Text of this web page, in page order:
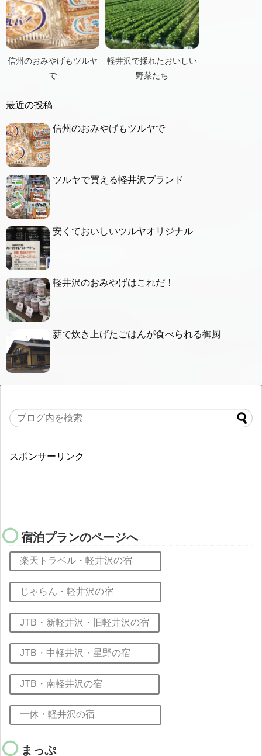
信州のおみやげもツルヤ
で
軽井沢で採れたおいしい
野菜たち
最近の投稿
信州のおみやげもツルヤで
ツルヤで買える軽井沢ブランド
安くておいしいツルヤオリジナル
軽井沢のおみやげはこれだ！
薪で炊き上げたごはんが食べられる御厨
スポンサーリンク
宿泊プランのページへ
楽天トラベル・軽井沢の宿
じゃらん・軽井沢の宿
JTB・新軽井沢・旧軽井沢の宿
JTB・中軽井沢・星野の宿
JTB・南軽井沢の宿
一休・軽井沢の宿
まっぷ